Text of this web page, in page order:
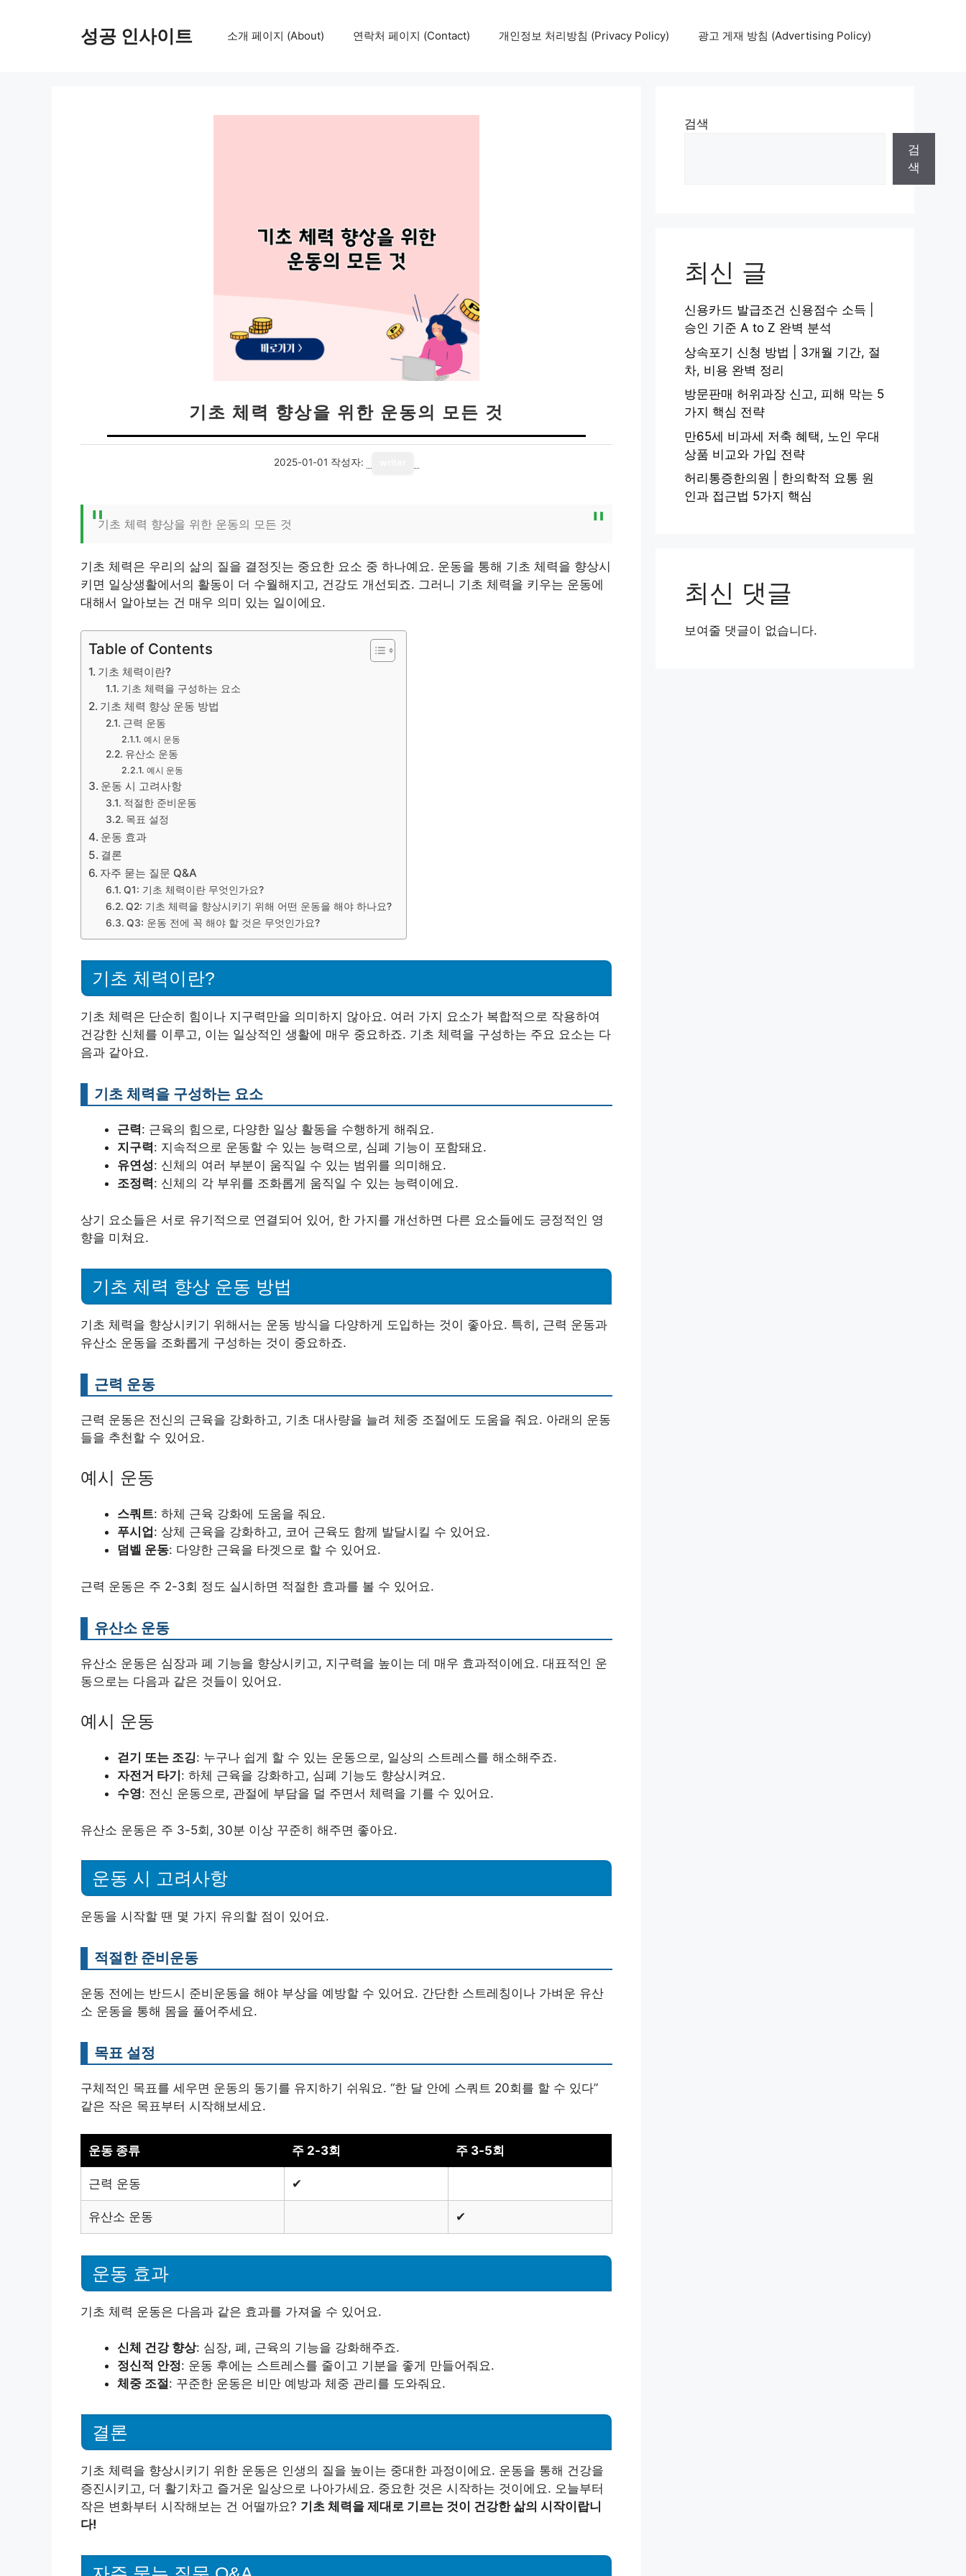
성공 인사이트 소개 페이지 (About) 연락처 페이지 (Contact) 개인정보 처리방침 (Privacy Policy) 광고 게재 방침 (Advertising Policy)
기초 체력 향상을 위한 운동의 모든 것
2025-01-01 작성자:
기초 체력 향상을 위한 운동의 모든 것
기초 체력은 우리의 삶의 질을 결정짓는 중요한 요소 중 하나예요. 운동을 통해 기초 체력을 향상시
키면 일상생활에서의 활동이 더 수월해지고, 건강도 개선되죠. 그러니 기초 체력을 키우는 운동에
대해서 알아보는 건 매우 의미 있는 일이에요.
Table of Contents
기초 체력이란?
기초 체력을 구성하는 요소
기초 체력 향상 운동 방법
근력 운동
예시 운동
유산소 운동
예시 운동
운동 시 고려사항
적절한 준비운동
목표 설정
운동 효과
결론
자주 묻는 질문 Q&A
Q1: 기초 체력이란 무엇인가요?
Q2: 기초 체력을 향상시키기 위해 어떤 운동을 해야 하나요?
Q3: 운동 전에 꼭 해야 할 것은 무엇인가요?
기초 체력이란?
기초 체력은 단순히 힘이나 지구력만을 의미하지 않아요. 여러 가지 요소가 복합적으로 작용하여
건강한 신체를 이루고, 이는 일상적인 생활에 매우 중요하죠. 기초 체력을 구성하는 주요 요소는 다
음과 같아요.
기초 체력을 구성하는 요소
근력: 근육의 힘으로, 다양한 일상 활동을 수행하게 해줘요.
지구력: 지속적으로 운동할 수 있는 능력으로, 심폐 기능이 포함돼요.
유연성: 신체의 여러 부분이 움직일 수 있는 범위를 의미해요.
조정력: 신체의 각 부위를 조화롭게 움직일 수 있는 능력이에요.
상기 요소들은 서로 유기적으로 연결되어 있어, 한 가지를 개선하면 다른 요소들에도 긍정적인 영
향을 미쳐요.
기초 체력 향상 운동 방법
기초 체력을 향상시키기 위해서는 운동 방식을 다양하게 도입하는 것이 좋아요. 특히, 근력 운동과
유산소 운동을 조화롭게 구성하는 것이 중요하죠.
근력 운동
근력 운동은 전신의 근육을 강화하고, 기초 대사량을 늘려 체중 조절에도 도움을 줘요. 아래의 운동
들을 추천할 수 있어요.
예시 운동
스쿼트: 하체 근육 강화에 도움을 줘요.
푸시업 : 상체 근육을 강화하고, 코어 근육도 함께 발달시킬 수 있어요.
덤벨 운동: 다양한 근육을 타겟으로 할 수 있어요.
근력 운동은 주 2-3회 정도 실시하면 적절한 효과를 볼 수 있어요.
유산소 운동
유산소 운동은 심장과 폐 기능을 향상시키고, 지구력을 높이는 데 매우 효과적이에요. 대표적인 운
동으로는 다음과 같은 것들이 있어요.
예시 운동
걷기 또는 조깅: 누구나 쉽게 할 수 있는 운동으로, 일상의 스트레스를 해소해주죠.
자전거 타기 : 하체 근육을 강화하고, 심폐 기능도 향상시켜요.
수영: 전신 운동으로, 관절에 부담을 덜 주면서 체력을 기를 수 있어요.
유산소 운동은 주 3-5회, 30분 이상 꾸준히 해주면 좋아요.
운동 시 고려사항
운동을 시작할 땐 몇 가지 유의할 점이 있어요.
적절한 준비운동
운동 전에는 반드시 준비운동을 해야 부상을 예방할 수 있어요. 간단한 스트레칭이나 가벼운 유산
소 운동을 통해 몸을 풀어주세요.
목표 설정
구체적인 목표를 세우면 운동의 동기를 유지하기 쉬워요. “한 달 안에 스쿼트 20회를 할 수 있다”
같은 작은 목표부터 시작해보세요.
운동 종류 주 2-3회 주 3-5회
근력 운동 ✔
유산소 운동 ✔
운동 효과
기초 체력 운동은 다음과 같은 효과를 가져올 수 있어요.
신체 건강 향상: 심장, 폐, 근육의 기능을 강화해주죠.
정신적 안정: 운동 후에는 스트레스를 줄이고 기분을 좋게 만들어줘요.
체중 조절: 꾸준한 운동은 비만 예방과 체중 관리를 도와줘요.
결론
기초 체력을 향상시키기 위한 운동은 인생의 질을 높이는 중대한 과정이에요. 운동을 통해 건강을
증진시키고, 더 활기차고 즐거운 일상으로 나아가세요. 중요한 것은 시작하는 것이에요. 오늘부터
작은 변화부터 시작해보는 건 어떨까요? 기초 체력을 제대로 기르는 것이 건강한 삶의 시작이랍니
다!
검색
검
색
최신 글
신용카드 발급조건 신용점수 소득 |
승인 기준 A to Z 완벽 분석
상속포기 신청 방법 | 3개월 기간, 절
차, 비용 완벽 정리
방문판매 허위과장 신고, 피해 막는 5
가지 핵심 전략
만65세 비과세 저축 혜택, 노인 우대
상품 비교와 가입 전략
허리통증한의원 | 한의학적 요통 원
인과 접근법 5가지 핵심
최신 댓글
보여줄 댓글이 없습니다.